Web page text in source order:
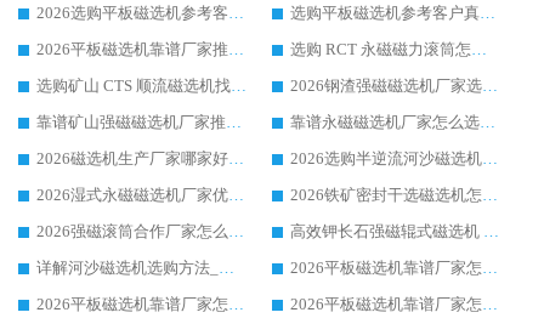
2026选购平板磁选机参考客户真实体验，华体会手机网页版-华体会(中国) 厂家行业口碑排名前列
选购平板磁选机参考客户真实体验，华体会手机网页版-华体会(中国) 厂家依托行业口碑收获大量客户认可
2026平板磁选机靠谱厂家推荐_ 华体会手机网页版-华体会(中国) 凭借良好口碑获得众多客户认可
选购 RCT 永磁磁力滚筒怎么选?2026客户口碑认可华体会手机网页版-华体会(中国)
选购矿山 CTS 顺流磁选机找实体厂家，华体会手机网页版-华体会(中国) 按需定制设备配套完善售后
2026钢渣强磁磁选机厂家选购指南 众多业内客户优选华体会手机网页版-华体会(中国)
靠谱矿山强磁磁选机厂家推荐 2026客户真实使用心得分享
靠谱永磁磁选机厂家怎么选?福建客户真实体验分享华体会手机网页版-华体会(中国) 品牌
2026磁选机生产厂家哪家好?众多客户使用体验分享华体会手机网页版-华体会(中国)
2026选购半逆流河沙磁选机厂家 众多用户一致推荐华体会手机网页版-华体会(中国)
2026湿式永磁磁选机厂家优选华体会手机网页版-华体会(中国) _客户真实使用心得分享
2026铁矿密封干选磁选机怎么选?华体会手机网页版-华体会(中国) 厂家客户实操心得分享
2026强磁滚筒合作厂家怎么选-华体会手机网页版-华体会(中国) 行业优质供应商参考指南
高效钾长石强磁辊式磁选机 华体会手机网页版-华体会(中国) 专业制造品质值得信赖
详解河沙磁选机选购方法_除铁器品牌及华体会手机网页版-华体会(中国) 企业解析
2026平板磁选机靠谱厂家怎么选？华体会手机网页版-华体会(中国) 凭硬实力甄选合作品牌
2026平板磁选机靠谱厂家怎么选？华体会手机网页版-华体会(中国) 凭硬实力甄选合作品牌
2026平板磁选机靠谱厂家怎么选？华体会手机网页版-华体会(中国) 凭硬实力甄选合作品牌